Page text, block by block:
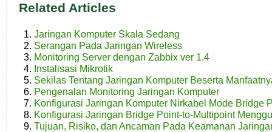
Related Articles
Jaringan Komputer Skala Sedang
Serangan Pada Jaringan Wireless
Monitoring Server dengan Zabbix ver 1.4
Instalisasi Mikrotik
Sekilas Tentang Jaringan Komputer Beserta
Pengenalan Monitoring Jaringan Komputer
Konfigurasi Jaringan Komputer Nirkabel Mode Bridge
Konfigurasi Jaringan Bridge Point-to-Multipoint
Tujuan, Risiko, dan Ancaman Pada Keamanan